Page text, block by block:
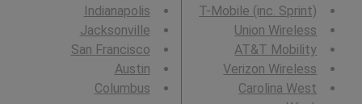
T-Mobile (inc. Sprint)
Union Wireless
AT&T Mobility
Verizon Wireless
Carolina West
Indianapolis
Jacksonville
San Francisco
Austin
Columbus